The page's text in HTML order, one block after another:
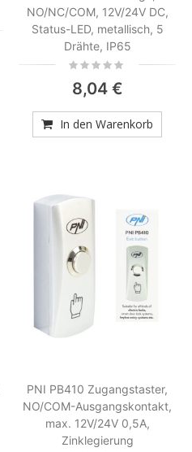
NO/NC/COM, 12V/24V DC,
Status-LED, metallisch, 5
Drähte, IP65
Rating:
8,04 €
In den Warenkorb
PNI PB410 Zugangstaster,
NO/COM-Ausgangskontakt,
max. 12V/24V 0,5A,
Zinklegierung